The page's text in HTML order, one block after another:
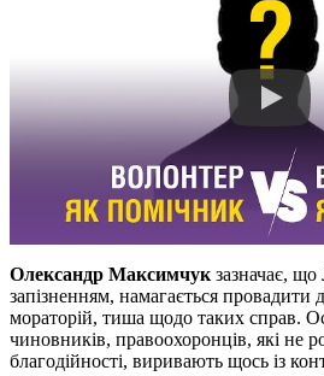
Олександр Максимчук зазначає,
запізненням, намагається провадити
мораторій, тиша щодо таких справ.
чиновників, правоохоронців, які не
благодійності, виривають щось із